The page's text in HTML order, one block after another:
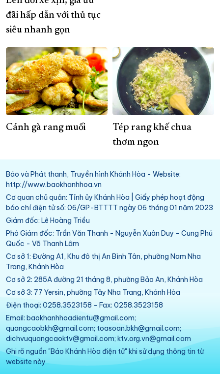
đãi hấp dẫn với thủ tục
siêu nhanh gọn
Cánh gà rang muối
Tép rang khế chua
thơm ngon
Báo và Phát thanh, Truyền hình Khánh Hòa - Website:
http://www.baokhanhhoa.vn
Cơ quan chủ quản: Tỉnh ủy Khánh Hòa | Giấy phép hoạt động
báo chí điện tử số: 06/GP-BTTTT ngày 06 tháng 01 năm 2023
Giám đốc: Lê Hoàng Triều
Phó Giám đốc: Trần Văn Thanh - Nguyễn Xuân Duy - Cung Phú
Quốc - Võ Thanh Lâm
Cơ sở 1: Đường A1, Khu đô thị An Bình Tân, phường Nam Nha
Trang, Khánh Hòa
Cơ sở 2: 285A đường 21 tháng 8, phường Bảo An, Khánh Hòa
Cơ sở 3: 77 Yersin, phường Tây Nha Trang, Khánh Hòa
Điện thoại: 0258.3523158 - Fax: 0258.3523158
Email: baokhanhhoadientu@gmail.com;
quangcaobkh@gmail.com; toasoan.bkh@gmail.com;
dichvuquangcaoktv@gmail.com; ktv.org.vn@gmail.com
Ghi rõ nguồn "Báo Khánh Hòa điện tử" khi sử dụng thông tin từ
website này